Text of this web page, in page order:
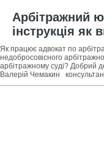
Арбітражний
інструкція як
арбітражним
компаній з
Як працює адвокат по
недобросовісного
арбітражному суді? Добрий
Валерій Чемакин
те, що